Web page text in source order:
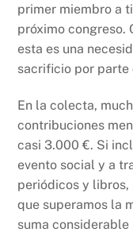
primer miembro a
próximo congreso.
esta es una
sacrificio por parte
En la colecta,
contribuciones
casi 3.000 €. Si
evento social y a
periódicos y
que superamos la
suma